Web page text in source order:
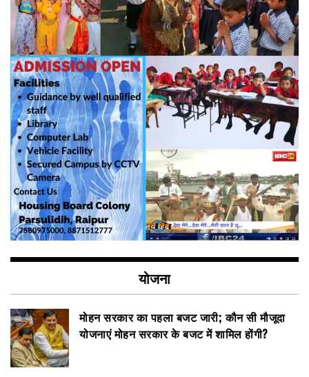
योजना
मोहन सरकार का पहला बजट जारी; कौन सी मौजूदा
योजनाएं मोहन सरकार के बजट में शामिल होंगी?